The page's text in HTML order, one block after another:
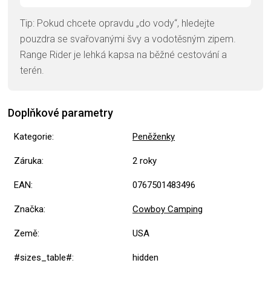
Tip: Pokud chcete opravdu „do vody“, hledejte
pouzdra se svařovanými švy a vodotěsným zipem.
Range Rider je lehká kapsa na běžné cestování a
terén.
Doplňkové parametry
Kategorie: Peněženky
Záruka: 2 roky
EAN: 0767501483496
Značka: Cowboy Camping
Země: USA
#sizes_table#: hidden